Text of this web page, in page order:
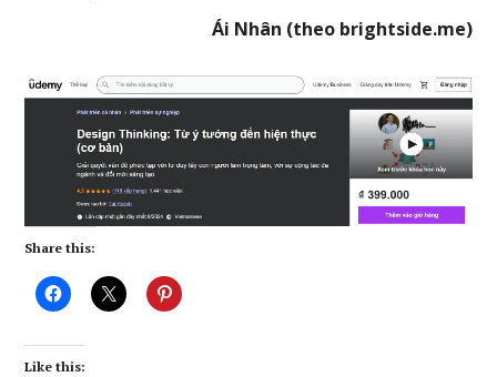
Ái Nhân (theo brightside.me)
Share this:
Like this: